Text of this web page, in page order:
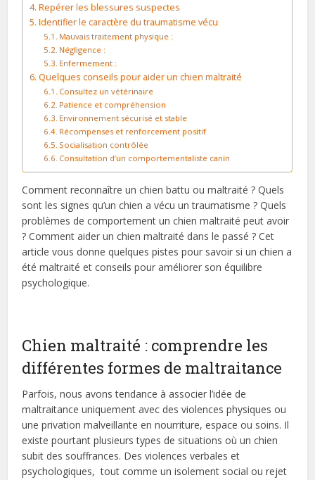
Repérer les blessures suspectes
Identifier le caractère du traumatisme vécu
Mauvais traitement physique :
Négligence :
Enfermement :
Quelques conseils pour aider un chien maltraité
Consultez un vétérinaire
Patience et compréhension
Environnement sécurisé et stable
Récompenses et renforcement positif
Socialisation contrôlée
Consultation d’un comportementaliste canin
Comment reconnaître un chien battu ou maltraité ? Quels
sont les signes qu’un chien a vécu un traumatisme ? Quels
problèmes de comportement un chien maltraité peut avoir
? Comment aider un chien maltraité dans le passé ? Cet
article vous donne quelques pistes pour savoir si un chien a
été maltraité et conseils pour améliorer son équilibre
psychologique.
Chien maltraité : comprendre les
différentes formes de maltraitance
Parfois, nous avons tendance à associer l’idée de
maltraitance uniquement avec des violences physiques ou
une privation malveillante en nourriture, espace ou soins. Il
existe pourtant plusieurs types de situations où un chien
subit des souffrances. Des violences verbales et
psychologiques, tout comme un isolement social ou rejet